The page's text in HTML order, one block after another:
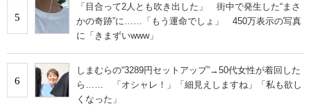
5
「目合って2人とも吹き出した」 街中で発生した“まさ
かの奇跡”に……「もう運命でしょ」 450万表示の写真
に「きまずいwww」
6
しまむらの“3289円セットアップ”→50代女性が着回した
ら…… 「オシャレ！」「細見えしますね」「私も欲し
くなった」